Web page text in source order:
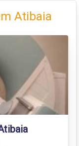
Atibaia